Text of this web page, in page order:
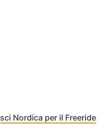
sci Nordica per il Freeride